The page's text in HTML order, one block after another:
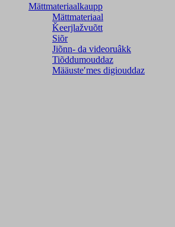
Mättmateriaalkaupp
Mättmateriaal
Ǩeerjlažvuõtt
Siõr
Jiõnn- da videoruâkk
Tiõddumouddaz
Määusteʹmes digiouddaz